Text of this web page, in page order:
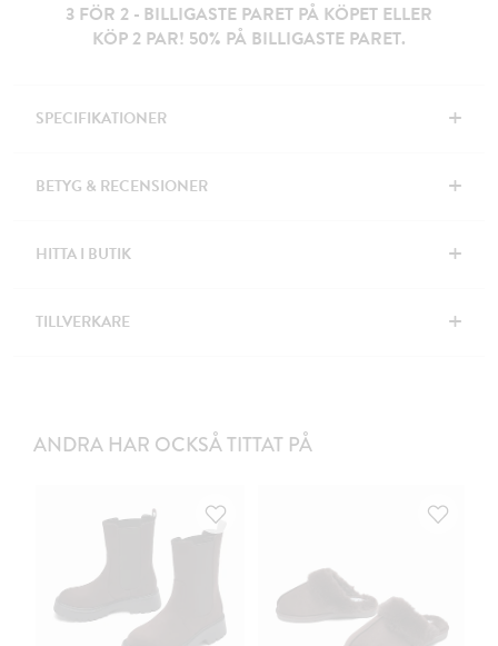
3 FÖR 2 - BILLIGASTE PARET PÅ KÖPET ELLER
KÖP 2 PAR! 50% PÅ BILLIGASTE PARET.
SPECIFIKATIONER +
BETYG & RECENSIONER +
HITTA I BUTIK +
TILLVERKARE +
ANDRA HAR OCKSÅ TITTAT PÅ